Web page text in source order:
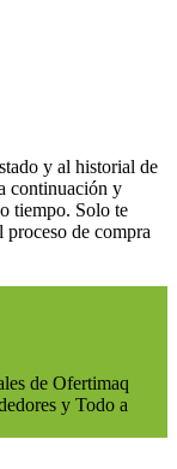
y al historial de
continuación y
tiempo. Solo te
proceso de compra
de Ofertimaq
y Todo a